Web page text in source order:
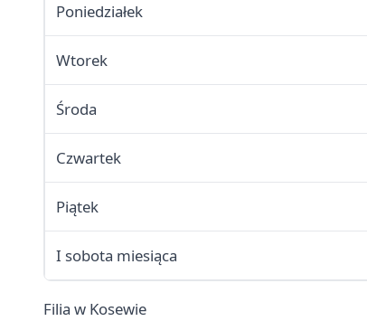
Poniedziałek
Wtorek
Środa
Czwartek
Piątek
I sobota miesiąca
Filia w Kosewie